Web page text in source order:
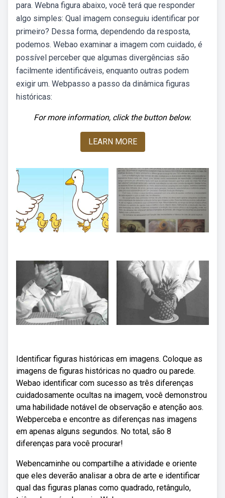
para. Webna figura abaixo, você terá que responder
algo simples: Qual imagem conseguiu identificar por
primeiro? Dessa forma, dependendo da resposta,
podemos. Webao examinar a imagem com cuidado, é
possível perceber que algumas divergências são
facilmente identificáveis, enquanto outras podem
exigir um. Webpasso a passo da dinâmica figuras
históricas:
For more information, click the button below.
LEARN MORE
Identificar figuras históricas em imagens. Coloque as
imagens de figuras históricas no quadro ou parede.
Webao identificar com sucesso as três diferenças
cuidadosamente ocultas na imagem, você demonstrou
uma habilidade notável de observação e atenção aos.
Webperceba e encontre as diferenças nas imagens
em apenas alguns segundos. No total, são 8
diferenças para você procurar!
Webencaminhe ou compartilhe a atividade e oriente
que eles deverão analisar a obra de arte e identificar
qual das figuras planas como quadrado, retângulo,